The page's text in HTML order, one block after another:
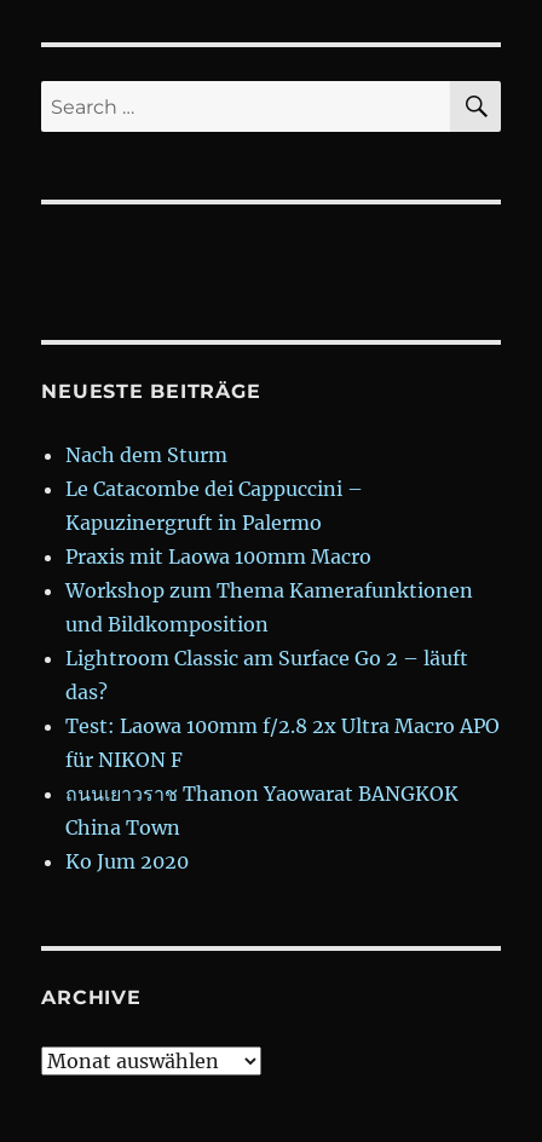
Meinungsfreiheit
Ungarn
Search
for:
NEUESTE BEITRÄGE
Nach dem Sturm
Le Catacombe dei Cappuccini –
Kapuzinergruft in Palermo
Praxis mit Laowa 100mm Macro
Workshop zum Thema Kamerafunktionen
und Bildkomposition
Lightroom Classic am Surface Go 2 – läuft
das?
Test: Laowa 100mm f/2.8 2x Ultra Macro APO
für NIKON F
ถนนเยาวราช Thanon Yaowarat BANGKOK
China Town
Ko Jum 2020
ARCHIVE
Archive